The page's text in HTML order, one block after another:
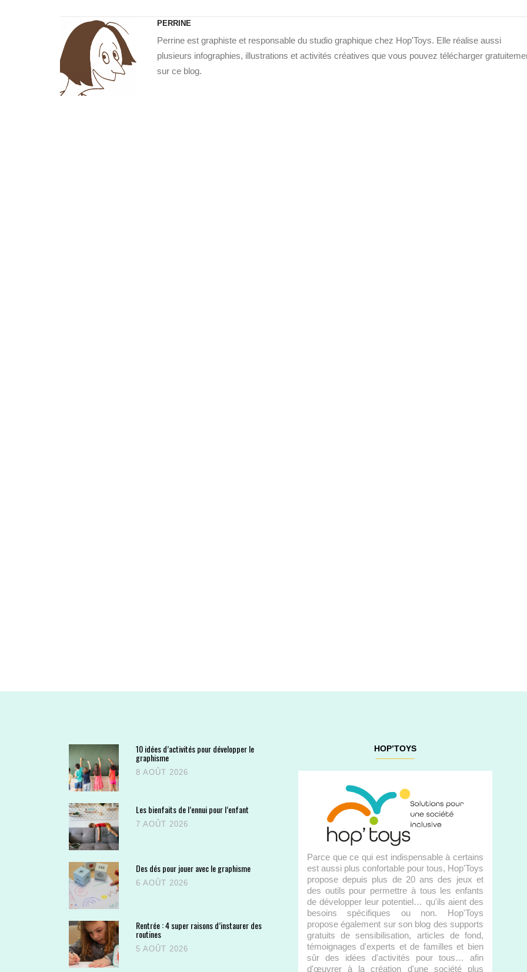
PERRINE
Perrine est graphiste et responsable du studio graphique chez Hop'Toys. Elle réalise aussi
plusieurs infographies, illustrations et activités créatives que vous pouvez télécharger
sur ce blog.
10 idées d’activités pour développer le
graphisme
8 AOÛT 2026
Les bienfaits de l’ennui pour l’enfant
7 AOÛT 2026
Des dés pour jouer avec le graphisme
6 AOÛT 2026
Rentrée : 4 super raisons d’instaurer des
routines
5 AOÛT 2026
HOP’TOYS
Parce que ce qui est indispensable à certains
est aussi plus confortable pour tous, Hop'Toys
propose depuis plus de 20 ans des jeux et
des outils pour permettre à tous les enfants
de développer leur potentiel… qu'ils aient des
besoins spécifiques ou non. Hop'Toys
propose également sur son blog des supports
gratuits de sensibilisation, articles de fond,
témoignages d'experts et de familles et bien
sûr des idées d'activités pour tous… afin
d'œuvrer à la création d'une société plus